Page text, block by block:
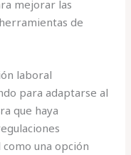
mejorar las
de
laboral
para adaptarse al
que haya
una opción